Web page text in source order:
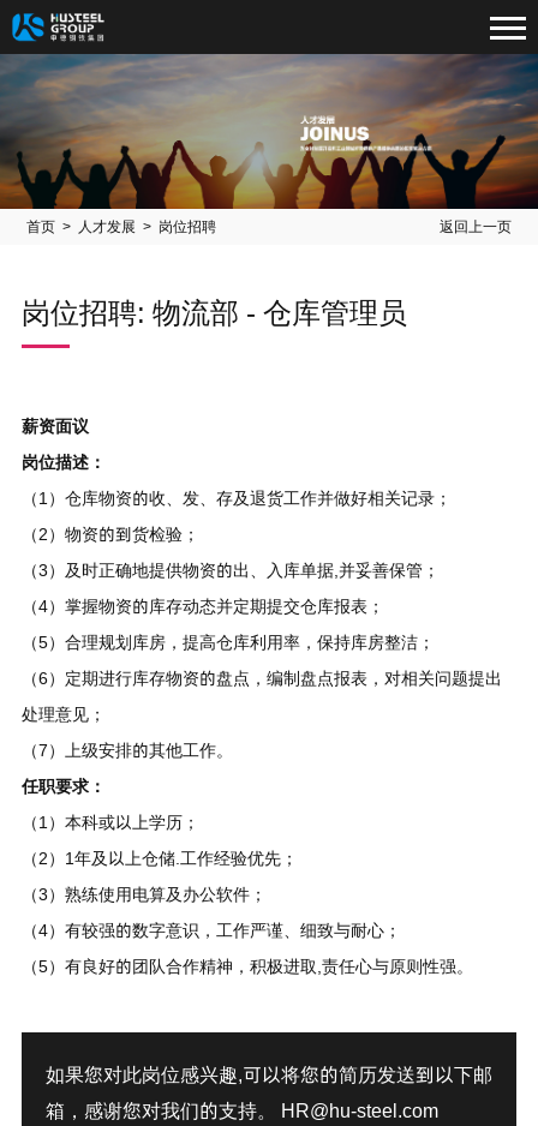
返回上一页
首页 >人才发展 > 岗位招聘
岗位招聘: 物流部 - 仓库管理员
薪资面议
岗位描述：
（1）仓库物资的收、发、存及退货工作并做好相关记录；
（2）物资的到货检验；
（3）及时正确地提供物资的出、入库单据,并妥善保管；
（4）掌握物资的库存动态并定期提交仓库报表；
（5）合理规划库房，提高仓库利用率，保持库房整洁；
（6）定期进行库存物资的盘点，编制盘点报表，对相关问题提出
处理意见；
（7）上级安排的其他工作。
任职要求：
（1）本科或以上学历；
（2）1年及以上仓储.工作经验优先；
（3）熟练使用电算及办公软件；
（4）有较强的数字意识，工作严谨、细致与耐心；
（5）有良好的团队合作精神，积极进取,责任心与原则性强。
如果您对此岗位感兴趣,可以将您的简历发送到以下邮
箱，感谢您对我们的支持。 HR@hu-steel.com